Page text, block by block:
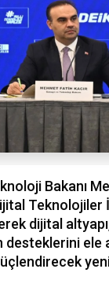
Bakanı
Teknolojiler
dijital
ele
yeni